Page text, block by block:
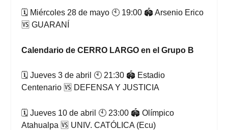
🗓 Miércoles 28 de mayo 🕙 19:00 🏟 Arsenio Erico
🆚 GUARANÍ
Calendario de CERRO LARGO en el Grupo B
🗓 Jueves 3 de abril 🕙 21:30 🏟 Estadio
Centenario 🆚 DEFENSA Y JUSTICIA
🗓 Jueves 10 de abril 🕙 23:00 🏟 Olímpico
Atahualpa 🆚 UNIV. CATÓLICA (Ecu)